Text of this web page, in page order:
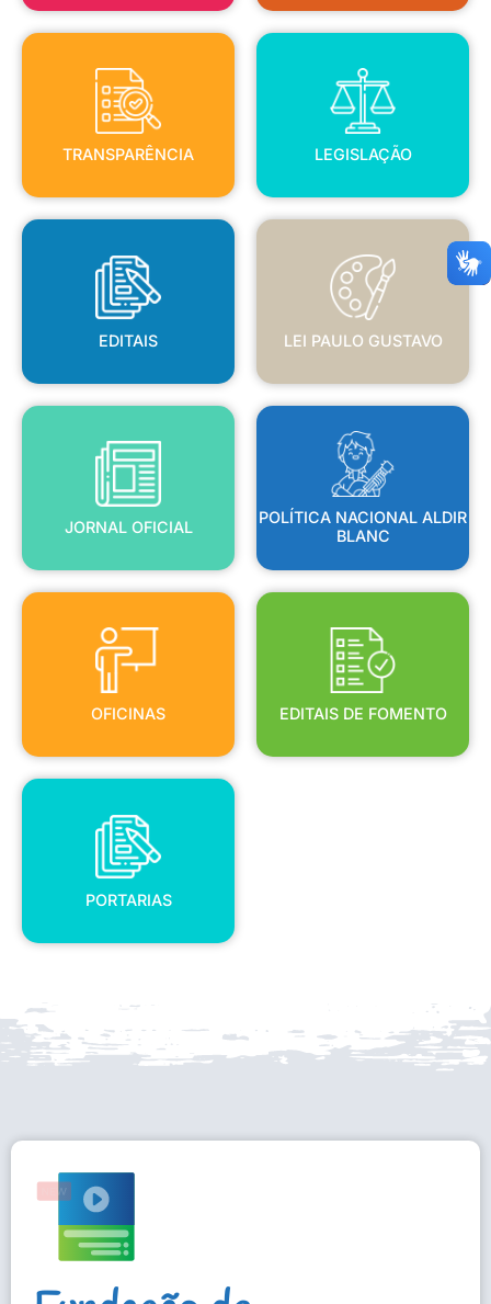
TRANSPARÊNCIA
TRANSPARÊNCIA
LEGISLAÇÃO
LEGISLAÇÃO
EDITAIS
EDITAIS
LEI PAULO GUSTAVO
LEI PAULO GUSTAVO
JORNAL OFICIAL
JORNAL OFICIAL
POLÍTICA NACIONAL ALDIR
BLANC
POLÍTICA NACIONAL ALDIR
BLANC
OFICINAS
OFICINAS
EDITAIS DE FOMENTO
EDITAIS DE FOMENTO
PORTARIAS
PORTARIAS